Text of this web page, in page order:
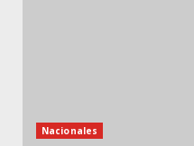
Nacionales